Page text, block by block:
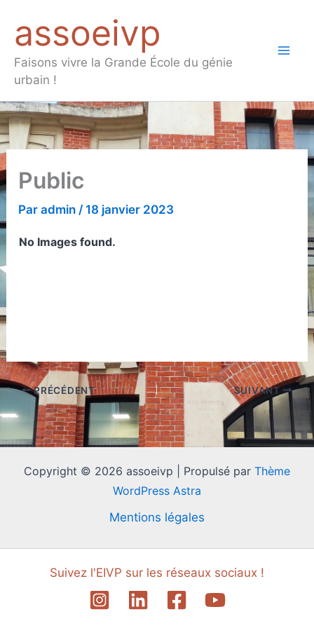
contenu
assoeivp
Faisons vivre la Grande École du génie
urbain !
Public
Paradmin / 18 janvier 2023
No Images found.
PRÉCÉDENT SUIVANT
Copyright © 2026 assoeivp | Propulsé par Thème
WordPress Astra
Mentions légales
Suivez l'EIVP sur les réseaux sociaux !